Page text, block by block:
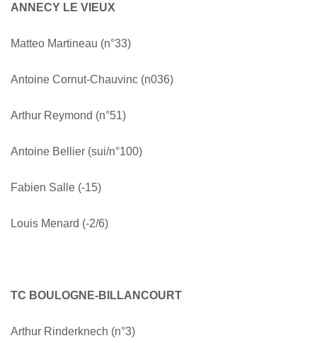
ANNECY LE VIEUX
Matteo Martineau (n°33)
Antoine Cornut-Chauvinc (n036)
Arthur Reymond (n°51)
Antoine Bellier (sui/n°100)
Fabien Salle (-15)
Louis Menard (-2/6)
TC BOULOGNE-BILLANCOURT
Arthur Rinderknech (n°3)